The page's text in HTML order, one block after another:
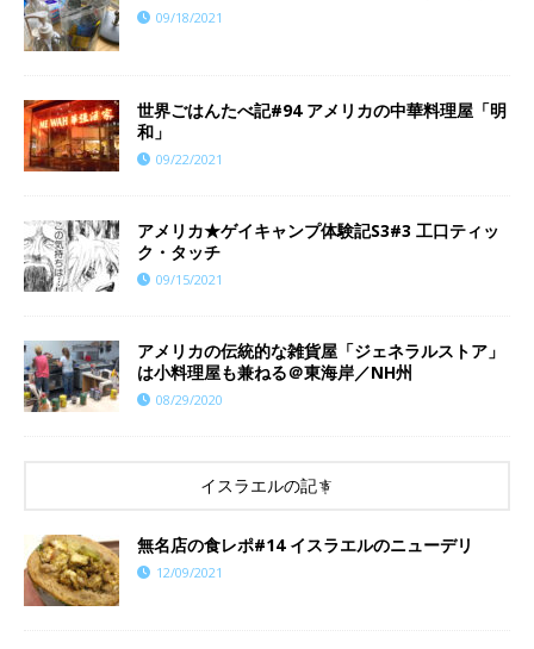
09/18/2021
世界ごはんたべ記#94 アメリカの中華料理屋「明
和」
09/22/2021
アメリカ★ゲイキャンプ体験記S3#3 工口ティッ
ク・タッチ
09/15/2021
アメリカの伝統的な雑貨屋「ジェネラルストア」
は小料理屋も兼ねる＠東海岸／NH州
08/29/2020
イスラエルの記事
​​無名店の食レポ#14 イスラエルのニューデリ
12/09/2021